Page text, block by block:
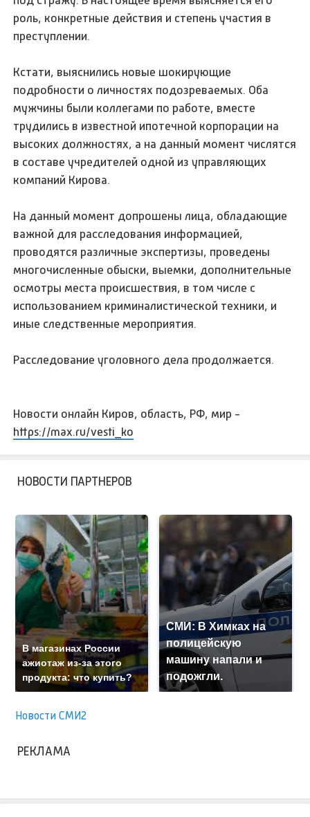
роль, конкретные действия и степень участия в
преступлении.
Кстати, выяснились новые шокирующие
подробности о личностях подозреваемых. Оба
мужчины были коллегами по работе, вместе
трудились в известной ипотечной корпорации на
высоких должностях, а на данный момент числятся
в составе учредителей одной из управляющих
компаний Кирова.
На данный момент допрошены лица, обладающие
важной для расследования информацией,
проводятся различные экспертизы, проведены
многочисленные обыски, выемки, дополнительные
осмотры места происшествия, в том числе с
использованием криминалистической техники, и
иные следственные мероприятия.
Расследование уголовного дела продолжается.
Новости онлайн Киров, область, РФ, мир -
https://max.ru/vesti_ko
НОВОСТИ ПАРТНЕРОВ
В магазинах России
ажиотаж из-за этого
продукта: что купить?
СМИ: В Химках на
полицейскую
машину напали и
подожгли.
Новости СМИ2
РЕКЛАМА